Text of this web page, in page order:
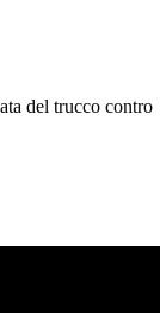
del trucco contro